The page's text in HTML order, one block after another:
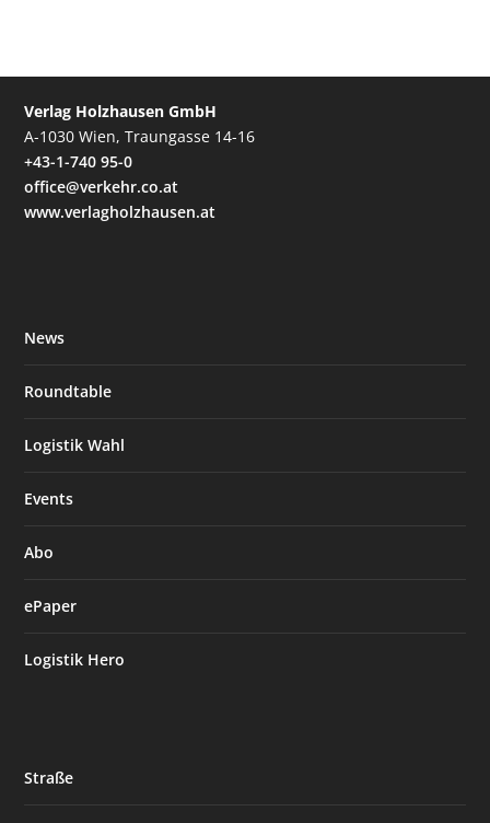
Verlag Holzhausen GmbH
A-1030 Wien, Traungasse 14-16
+43-1-740 95-0
office@verkehr.co.at
www.verlagholzhausen.at
News
Roundtable
Logistik Wahl
Events
Abo
ePaper
Logistik Hero
Straße